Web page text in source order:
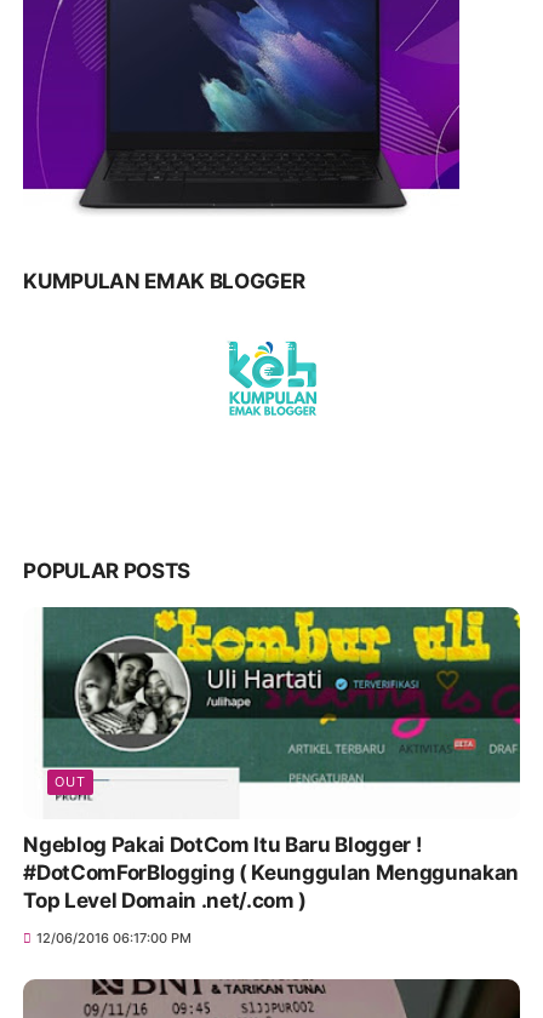
KUMPULAN EMAK BLOGGER
POPULAR POSTS
OUT
Ngeblog Pakai DotCom Itu Baru Blogger !
#DotComForBlogging ( Keunggulan Menggunakan
Top Level Domain .net/.com )
12/06/2016 06:17:00 PM